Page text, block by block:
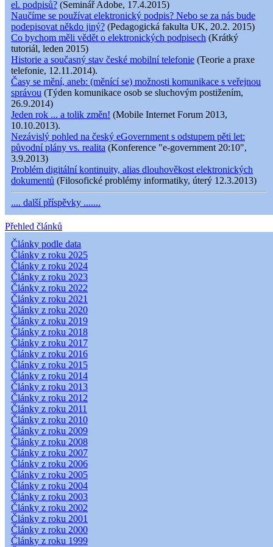
el. podpisů? (Seminář Adobe, 17.4.2015)
Naučíme se používat elektronický podpis? Nebo se za nás bude
podepisovat někdo jiný? (Pedagogická fakulta UK, 20.2. 2015)
Co bychom měli vědět o elektronických podpisech (Krátký
tutoriál, leden 2015)
Historie a současný stav české mobilní telefonie (Teorie a praxe
telefonie, 12.11.2014).
Časy se mění, aneb: (měnící se) možnosti komunikace s veřejnou
správou (Týden komunikace osob se sluchovým postižením,
26.9.2014)
Jeden rok ... a tolik změn! (Mobile Internet Forum 2013,
10.10.2013).
Nezávislý pohled na český eGovernment s odstupem pěti let:
původní plány vs. realita (Konference "e-government 20:10",
3.9.2013)
Problém digitální kontinuity, alias dlouhověkost elektronických
dokumentů (Filosofické problémy informatiky, úterý 12.3.2013)
.... další příspěvky .......
Přehled článků
Články podle data
Články z roku 2025
Články z roku 2024
Články z roku 2023
Články z roku 2022
Články z roku 2021
Články z roku 2020
Články z roku 2019
Články z roku 2018
Články z roku 2017
Články z roku 2016
Články z roku 2015
Články z roku 2014
Články z roku 2013
Články z roku 2012
Články z roku 2011
Články z roku 2010
Články z roku 2009
Články z roku 2008
Články z roku 2007
Články z roku 2006
Články z roku 2005
Články z roku 2004
Články z roku 2003
Články z roku 2002
Články z roku 2001
Články z roku 2000
Články z roku 1999